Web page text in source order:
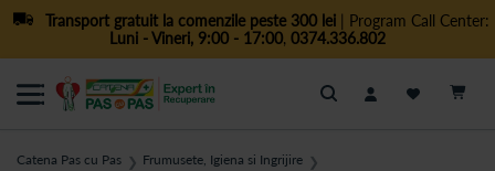
Transport gratuit la comenzile peste 300 lei| Program Call Center:
Luni - Vineri, 9:00 - 17:00, 0374.336.802
Cautare
Catena Pas cu Pas ❯ Frumusete, Igiena si Ingrijire ❯